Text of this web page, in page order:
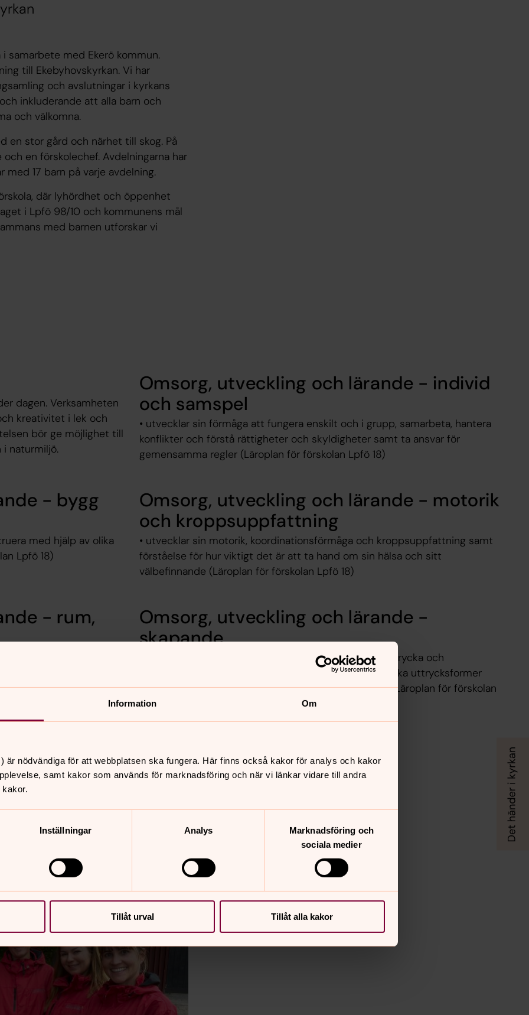
Information Om
är nödvändiga för att webbplatsen ska fungera. Här finns också kakor för analys och kakor
samt kakor som används för marknadsföring och när vi länkar vidare till andra
Inställningar Analys
Marknadsföring och
sociala medier
Tillåt urval Tillåt alla kakor
i samarbete med Ekerö kommun.
till Ekebyhovskyrkan. Vi har
och avslutningar i kyrkans
inkluderande att alla barn och
och välkomna.
en stor gård och närhet till skog. På
en förskolechef. Avdelningarna har
17 barn på varje avdelning.
där lyhördhet och öppenhet
i Lpfö 98/10 och kommunens mål
med barnen utforskar vi
dagen. Verksamheten
kreativitet i lek och
bör ge möjlighet till
naturmiljö.
Omsorg, utveckling och lärande - individ
och samspel
• utvecklar sin förmåga att fungera enskilt och i grupp, samarbeta, hantera
konflikter och förstå rättigheter och skyldigheter samt ta ansvar för
gemensamma regler (Läroplan för förskolan Lpfö 18)
- bygg
med hjälp av olika
Lpfö 18)
Omsorg, utveckling och lärande - motorik
och kroppsuppfattning
• utvecklar sin motorik, koordinationsförmåga och kroppsuppfattning samt
förståelse för hur viktigt det är att ta hand om sin hälsa och sitt
välbefinnande (Läroplan för förskolan Lpfö 18)
- rum,
mätning och
(Läroplan för förskolan
Omsorg, utveckling och lärande -
skapande
• utvecklar sin förmåga att skapa samt förmåga att uttrycka och
kommunicera upplevelser, tankar och erfarenheter i olika uttrycksformer
som bild, form, drama, rörelse, sång, musik och dans. (Läroplan för förskolan
Lpfö 18)
Hammarström, Leila Simpson,